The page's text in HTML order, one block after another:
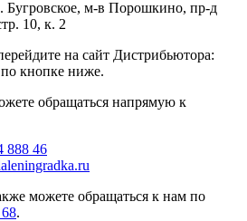
Бугровское, м-в Порошкино, пр-д
10, к. 2
на сайт Дистрибьютора:
по кнопке ниже.
обращаться напрямую к
888 46
можете обращаться к нам по
.